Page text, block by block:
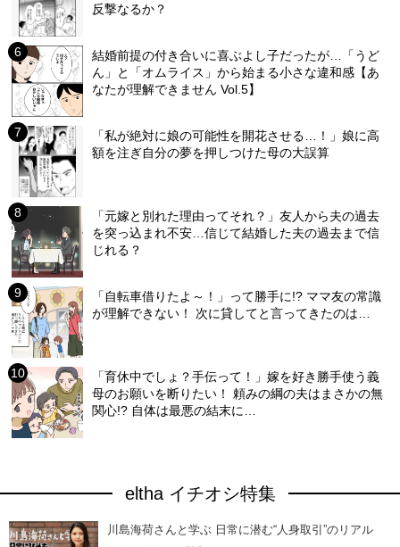
反撃なるか？
結婚前提の付き合いに喜ぶよし子だったが…「うど
ん」と「オムライス」から始まる小さな違和感【あ
なたが理解できません Vol.5】
「私が絶対に娘の可能性を開花させる…！」娘に高
額を注ぎ自分の夢を押しつけた母の大誤算
「元嫁と別れた理由ってそれ？」友人から夫の過去
を突っ込まれ不安…信じて結婚した夫の過去まで信
じれる？
「自転車借りたよ～！」って勝手に!? ママ友の常識
が理解できない！ 次に貸してと言ってきたのは…
「育休中でしょ？手伝って！」嫁を好き勝手使う義
母のお願いを断りたい！ 頼みの綱の夫はまさかの無
関心!? 自体は最悪の結末に…
eltha イチオシ特集
川島海荷さんと学ぶ 日常に潜む“人身取引”のリアル